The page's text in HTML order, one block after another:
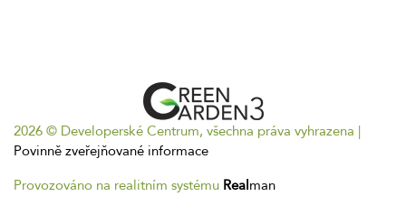
2026 © Developerské Centrum, všechna práva vyhrazena |
Povinně zveřejňované informace
Provozováno na realitním systému Realman